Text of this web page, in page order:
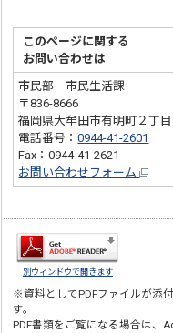
このページに関する
お問い合わせは
市民部 市民生活課
〒836-8666
福岡県大牟田市有明町２丁
電話番号：0944-41-2601
Fax：0944-41-2621
お問い合わせフォーム
別ウィンドウで開きます
※資料としてPDFファイルが添
す。
PDF書類をご覧になる場合は、